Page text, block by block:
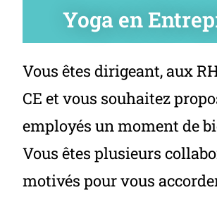
Yoga en
Vous êtes dirigeant, aux
CE et vous souhaitez
employés un moment de
Vous êtes plusieurs
motivés pour vous